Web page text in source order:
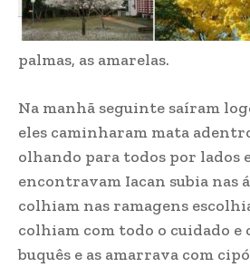
palmas, as amarelas.
Na manhã seguinte saíram
eles caminharam mata
olhando para todos por lados
encontravam Iacan subia nas
colhiam nas ramagens
colhiam com todo o cuidado e
buquês e as amarrava com